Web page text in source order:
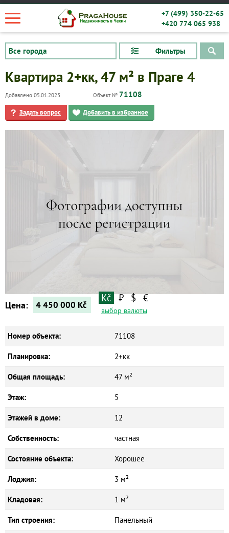
+7 (499) 350-22-65
+420 774 065 938
Фильтры
Квартиры
Квартира 2+кк, 47 м² в Праге 4
Добавлено 05.01.2023 Объект № 71108
Задать вопрос Добавить в избранное
Цена: 4 450 000 Kč
Kč ₽ $ €
выбор валюты
Номер объекта: 71108
Планировка: 2+кк
Общая площадь: 47 м²
Этаж: 5
Этажей в доме: 12
Собственность: частная
Состояние объекта: Хорошее
Лоджия: 3 м²
Кладовая: 1 м²
Тип строения: Панельный